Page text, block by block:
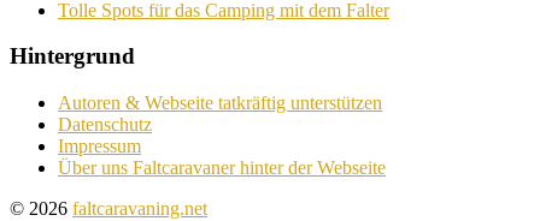
Tolle Spots für das Camping mit dem Falter
Hintergrund
Autoren & Webseite tatkräftig unterstützen
Datenschutz
Impressum
Über uns Faltcaravaner hinter der Webseite
© 2026 faltcaravaning.net